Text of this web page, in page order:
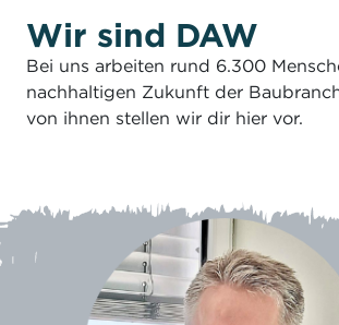
Wir sind DAW
Bei uns arbeiten rund 6.300
nachhaltigen Zukunft der
von ihnen stellen wir dir hier vor.